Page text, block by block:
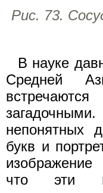
Рис. 73.
В науке
Средней
непонятных
букв и
что эти